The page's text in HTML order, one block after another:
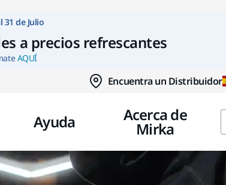
31 de Julio
a precios refrescantes
AQUÍ
Encuentra un Distribuidor
Ayuda Acerca de
Mirka